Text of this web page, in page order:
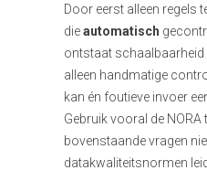
Door eerst alleen regels
dieautomatisch
ontstaat schaalbaarheid
alleen handmatige
kan én foutieve invoer
Gebruik vooral de
bovenstaande vragen
datakwaliteitsnormen